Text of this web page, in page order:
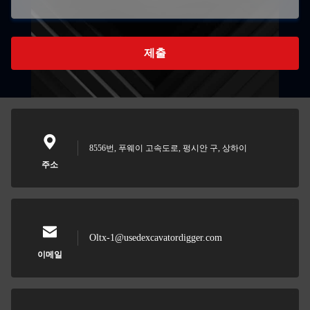
제출
주소
8556번, 푸웨이 고속도로, 펑시안 구, 상하이
이메일
Oltx-1@usedexcavatordigger.com